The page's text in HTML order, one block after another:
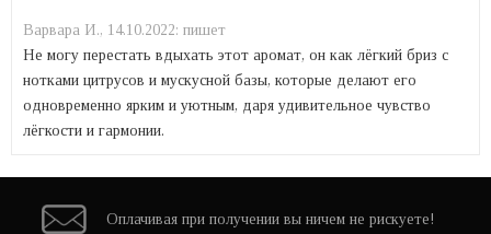
Варвара И., 14.10.2022: пишет
Не могу перестать вдыхать этот аромат, он как лёгкий бриз с
нотками цитрусов и мускусной базы, которые делают его
одновременно ярким и уютным, даря удивительное чувство
лёгкости и гармонии.
Оплачивая при получении вы ничем не рискуете!